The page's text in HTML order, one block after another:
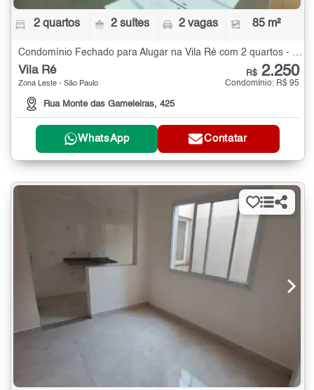
2 quartos 2 suítes 2 vagas 85 m²
Vila Ré
Zona Leste - São Paulo
Rua Monte das Gameleiras, 425
R$ 2.250
Condomínio: R$ 95
WhatsApp Contatar